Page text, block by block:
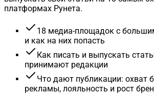
платформах Рунета.
18 медиа-площадок с
и как на них попасть
Как писать и выпускать
принимают редакции
Что дают публикации: охват
рекламы, лояльность и рост